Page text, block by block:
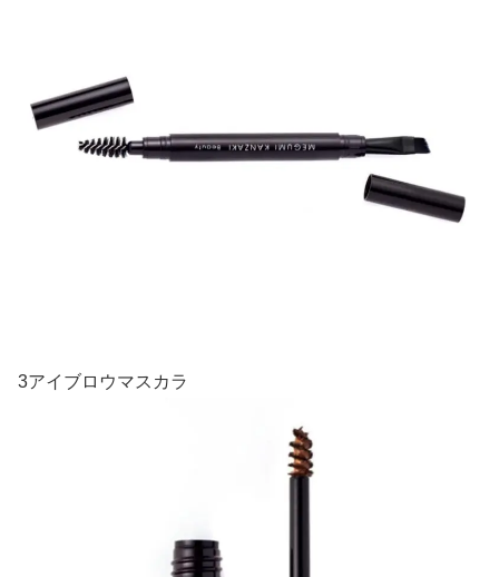
3アイブロウマスカラ